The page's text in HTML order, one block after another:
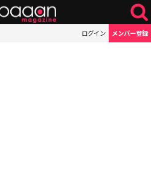
ログイン メンバー登録